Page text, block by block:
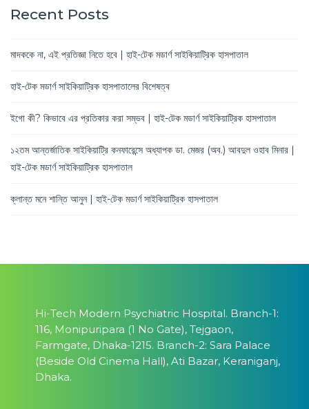
Recent Posts
মাদককে না, এই প্রতিজ্ঞা নিতে হবে | হাই-টেক মডার্ণ সাইকিয়াট্রিক হাসপাতাল
হাই-টেক মডার্ণ সাইকিয়াট্রিক হাসপাতালের বিশেষত্ব
ইগো কী? কিভাবে এর প্রতিকার করা সম্ভব | হাই-টেক মডার্ণ সাইকিয়াট্রিক হাসপাতাল
১২তম আন্তর্জাতিক সাইকিয়াট্রি কনফারেন্সে অধ্যাপক ডা. মেজর (অব.) আবদুল ওহাব মিনার |
হাই-টেক মডার্ণ সাইকিয়াট্রিক হাসপাতাল
ক্লান্ত মনে শান্তি আনুন | হাই-টেক মডার্ণ সাইকিয়াট্রিক হাসপাতাল
Hi-Tech Modern Psychiatric Hospital. Branch-1:
116, Monipuripara (1 No Gate), Tejgaon,
Farmgate, Dhaka-1215. Branch-2: Sara Palace
(Beside Old Cinema Hall), Ati Bazar, Keraniganj,
Dhaka.